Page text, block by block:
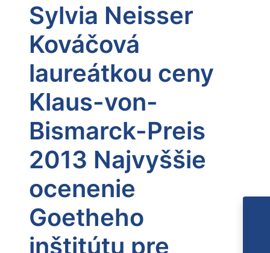
Sylvia Neisser
Kováčová
laureátkou ceny
Klaus-von-
Bismarck-Preis
2013 Najvyššie
ocenenie
Goetheho
inštitútu pre